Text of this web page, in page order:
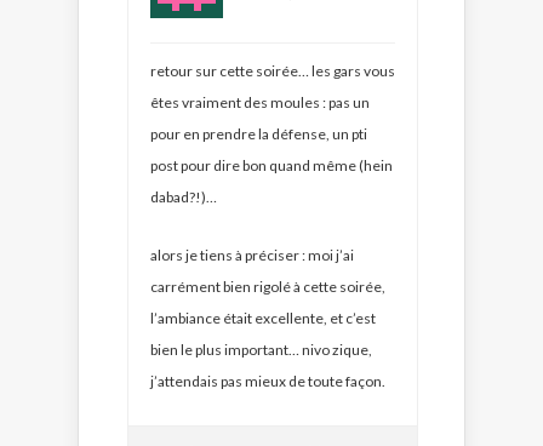
retour sur cette soirée… les gars vous
êtes vraiment des moules : pas un
pour en prendre la défense, un pti
post pour dire bon quand même (hein
dabad?!)…
alors je tiens à préciser : moi j’ai
carrément bien rigolé à cette soirée,
l’ambiance était excellente, et c’est
bien le plus important… nivo zique,
j’attendais pas mieux de toute façon.